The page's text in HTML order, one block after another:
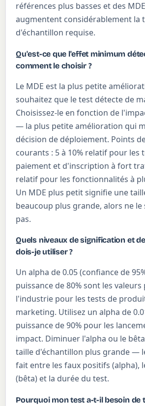
références plus basses et des
augmentent considérablement la
d'échantillon requise.
Qu'est-ce que l'effet minimum
comment le choisir ?
Le MDE est la plus petite
souhaitez que le test détecte de
Choisissez-le en fonction de
— la plus petite amélioration qui
décision de déploiement. Points
courants : 5 à 10% relatif pour les
paiement et d'inscription à fort
relatif pour les fonctionnalités à
Un MDE plus petit signifie une
beaucoup plus grande, alors ne le
pas.
Quels niveaux de signification et
dois-je utiliser ?
Un alpha de 0.05 (confiance de
puissance de 80% sont les
l'industrie pour les tests de
marketing. Utilisez un alpha de
puissance de 90% pour les
impact. Diminuer l'alpha ou le
taille d'échantillon plus grande —
fait entre les faux positifs (alpha),
(bêta) et la durée du test.
Pourquoi mon test a-t-il besoin de